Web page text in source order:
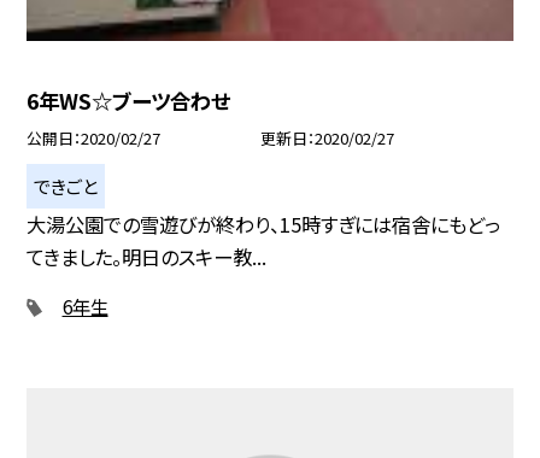
6年WS☆ブーツ合わせ
公開日 2020/02/27 更新日 2020/02/27
できごと
大湯公園での雪遊びが終わり、15時すぎには宿舎にもどっ
てきました。明日のスキー教...
6年生